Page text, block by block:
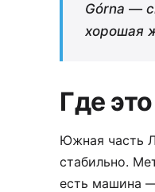
Górna —
хорошая
Где
Южная часть
стабильно.
есть машина